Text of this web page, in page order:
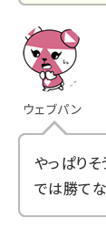
ウェブパン
やっぱり
では勝て